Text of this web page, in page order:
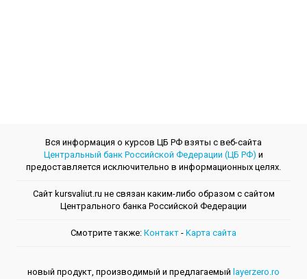
Вся информация о курсов ЦБ РФ взяты с веб-сайта
Центральный банк Российской Федерации (ЦБ РФ) и
предоставляется исключительно в информационных целях.
Сайт kursvaliut.ru не связан каким-либо образом с сайтом
Центрального банкa Российской Федерации
Смотрите также: Контакт - Kарта сайта
новый продукт, производимый и предлагаемый layerzero.ro